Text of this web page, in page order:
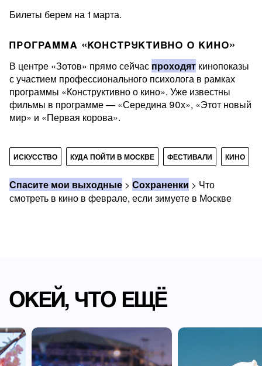
Билеты берем на 1 марта.
ПРОГРАММА «КОНСТРУКТИВНО О КИНО»
В центре «Зотов» прямо сейчас проходят кинопоказы
с участием профессионального психолога в рамках
программы «Конструктивно о кино». Уже известны
фильмы в программе — «Середина 90х», «Этот новый
мир» и «Первая корова».
ИСКУССТВО КУДА ПОЙТИ В МОСКВЕ ФЕСТИВАЛИ КИНО
Спасите мои выходные > Сохраненки > Что
смотреть в кино в феврале, если зимуете в Москве
ОКЕЙ, ЧТО ЕЩЁ